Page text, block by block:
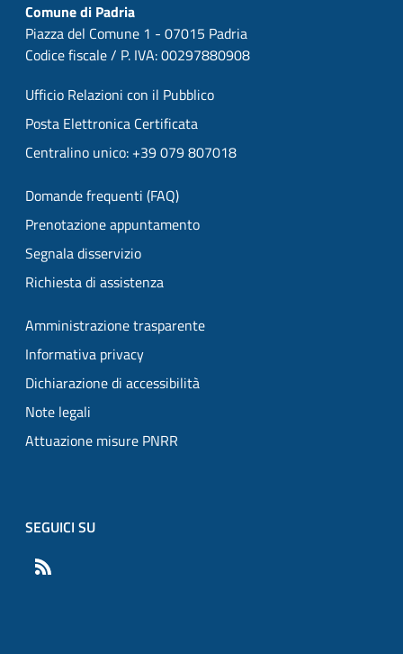
Comune di Padria
Piazza del Comune 1 - 07015 Padria
Codice fiscale / P. IVA: 00297880908
Ufficio Relazioni con il Pubblico
Posta Elettronica Certificata
Centralino unico: +39 079 807018
Domande frequenti (FAQ)
Prenotazione appuntamento
Segnala disservizio
Richiesta di assistenza
Amministrazione trasparente
Informativa privacy
Dichiarazione di accessibilità
Note legali
Attuazione misure PNRR
SEGUICI SU